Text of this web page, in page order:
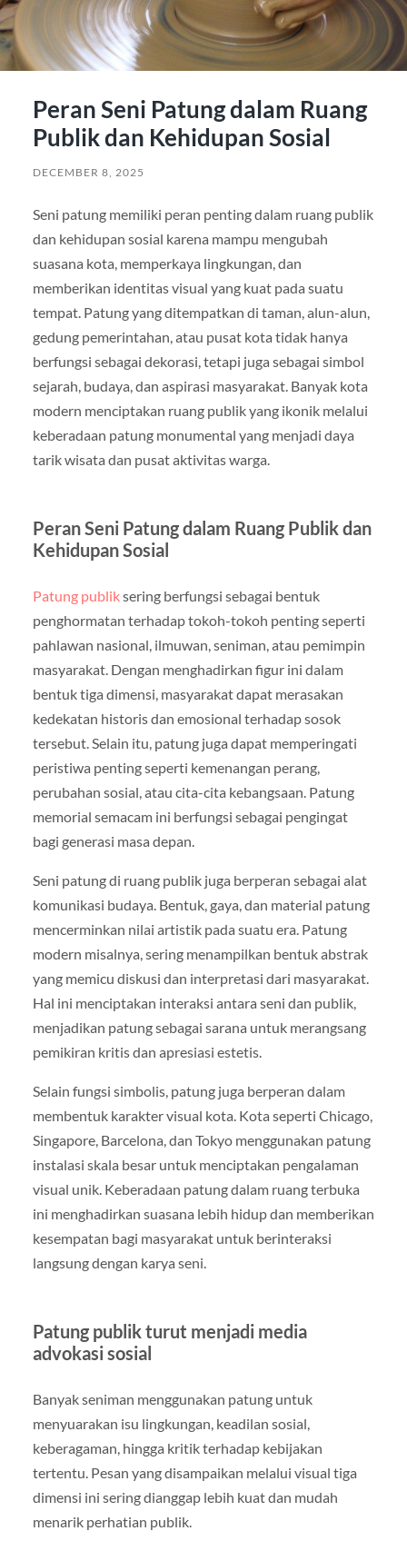
Peran Seni Patung dalam Ruang
Publik dan Kehidupan Sosial
DECEMBER 8, 2025
Seni patung memiliki peran penting dalam ruang publik
dan kehidupan sosial karena mampu mengubah
suasana kota, memperkaya lingkungan, dan
memberikan identitas visual yang kuat pada suatu
tempat. Patung yang ditempatkan di taman, alun-alun,
gedung pemerintahan, atau pusat kota tidak hanya
berfungsi sebagai dekorasi, tetapi juga sebagai simbol
sejarah, budaya, dan aspirasi masyarakat. Banyak kota
modern menciptakan ruang publik yang ikonik melalui
keberadaan patung monumental yang menjadi daya
tarik wisata dan pusat aktivitas warga.
Peran Seni Patung dalam Ruang Publik dan
Kehidupan Sosial
Patung publiksering berfungsi sebagai bentuk
penghormatan terhadap tokoh-tokoh penting seperti
pahlawan nasional, ilmuwan, seniman, atau pemimpin
masyarakat. Dengan menghadirkan figur ini dalam
bentuk tiga dimensi, masyarakat dapat merasakan
kedekatan historis dan emosional terhadap sosok
tersebut. Selain itu, patung juga dapat memperingati
peristiwa penting seperti kemenangan perang,
perubahan sosial, atau cita-cita kebangsaan. Patung
memorial semacam ini berfungsi sebagai pengingat
bagi generasi masa depan.
Seni patung di ruang publik juga berperan sebagai alat
komunikasi budaya. Bentuk, gaya, dan material patung
mencerminkan nilai artistik pada suatu era. Patung
modern misalnya, sering menampilkan bentuk abstrak
yang memicu diskusi dan interpretasi dari masyarakat.
Hal ini menciptakan interaksi antara seni dan publik,
menjadikan patung sebagai sarana untuk merangsang
pemikiran kritis dan apresiasi estetis.
Selain fungsi simbolis, patung juga berperan dalam
membentuk karakter visual kota. Kota seperti Chicago,
Singapore, Barcelona, dan Tokyo menggunakan patung
instalasi skala besar untuk menciptakan pengalaman
visual unik. Keberadaan patung dalam ruang terbuka
ini menghadirkan suasana lebih hidup dan memberikan
kesempatan bagi masyarakat untuk berinteraksi
langsung dengan karya seni.
Patung publik turut menjadi media
advokasi sosial
Banyak seniman menggunakan patung untuk
menyuarakan isu lingkungan, keadilan sosial,
keberagaman, hingga kritik terhadap kebijakan
tertentu. Pesan yang disampaikan melalui visual tiga
dimensi ini sering dianggap lebih kuat dan mudah
menarik perhatian publik.